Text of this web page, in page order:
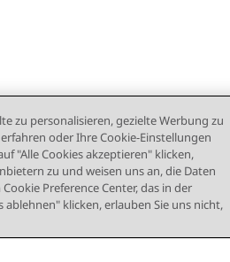
zu personalisieren, gezielte Werbung zu
oder Ihre Cookie-Einstellungen
"Alle Cookies akzeptieren" klicken,
zu und weisen uns an, die Daten
Preference Center, das in der
ablehnen" klicken, erlauben Sie uns nicht,